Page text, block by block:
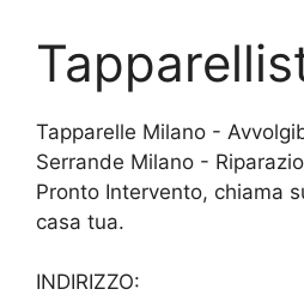
Tapparelle Milano -
Serrande Milano -
Pronto Intervento, chiama
casa tua.
INDIRIZZO: